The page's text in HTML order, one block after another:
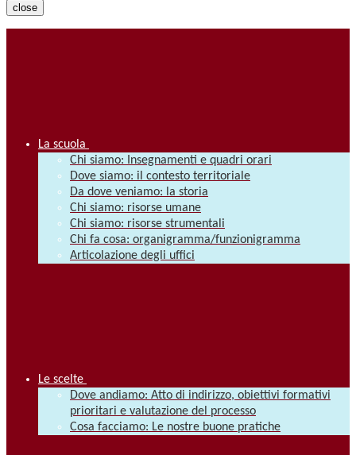
close
La scuola
Chi siamo: Insegnamenti e quadri orari
Dove siamo: il contesto territoriale
Da dove veniamo: la storia
Chi siamo: risorse umane
Chi siamo: risorse strumentali
Chi fa cosa: organigramma/funzionigramma
Articolazione degli uffici
Le scelte
Dove andiamo: Atto di indirizzo, obiettivi formativi
prioritari e valutazione del processo
Cosa facciamo: Le nostre buone pratiche